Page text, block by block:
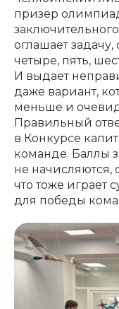
призер
оглашает
четыре, пять,
И выдает
даже вариант,
меньше и
Правильный
в Конкурсе
команде. Баллы
не начисляются,
что тоже играет
для победы